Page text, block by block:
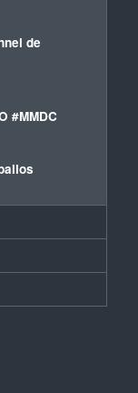
de
#MMDC